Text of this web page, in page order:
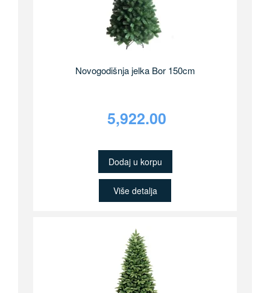
Novogodišnja jelka Bor 150cm
5,922.00
Dodaj u korpu
Više detalja